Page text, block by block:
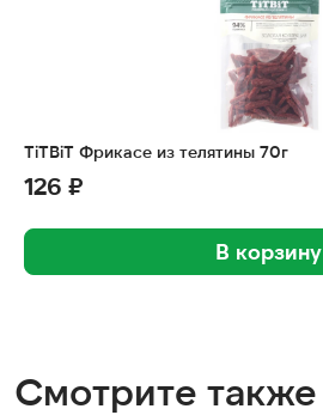
TiTBiT Фрикасе из телятины 70г
126 ₽
В корзину
Смотрите также